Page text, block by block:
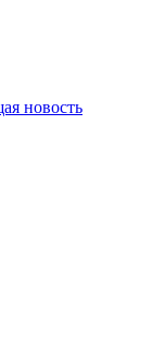
новость